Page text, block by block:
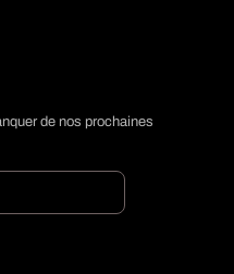
de nos prochaines